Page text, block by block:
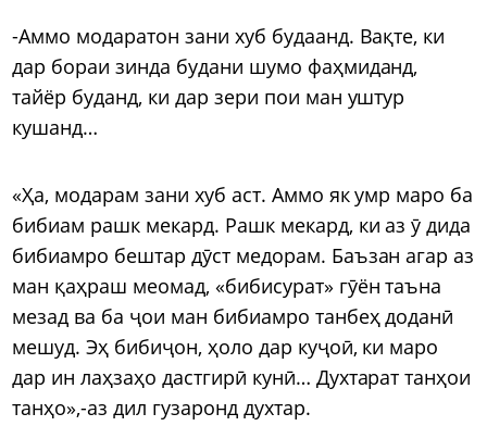
-Аммо модаратон зани хуб будаанд. Вақте, ки
дар бораи зинда будани шумо фаҳмиданд,
тайёр буданд, ки дар зери пои ман уштур
кушанд…
«Ҳа, модарам зани хуб аст. Аммо як умр маро ба
бибиам рашк мекард. Рашк мекард, ки аз ӯ дида
бибиамро бештар дӯст медорам. Баъзан агар аз
ман қаҳраш меомад, «бибисурат» гӯён таъна
мезад ва ба ҷои ман бибиамро танбеҳ доданӣ
мешуд. Эҳ бибиҷон, ҳоло дар куҷоӣ, ки маро
дар ин лаҳзаҳо дастгирӣ кунӣ… Духтарат танҳои
танҳо»,-аз дил гузаронд духтар.